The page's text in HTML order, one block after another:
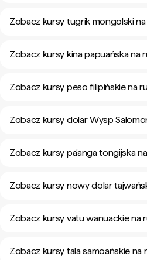
Zobacz kursy tugrik mongolski
Zobacz kursy kina papuańska na
Zobacz kursy peso filipińskie na
Zobacz kursy dolar Wysp
Zobacz kursy pa’anga tongijska
Zobacz kursy nowy dolar
Zobacz kursy vatu wanuackie na
Zobacz kursy tala samoańskie na